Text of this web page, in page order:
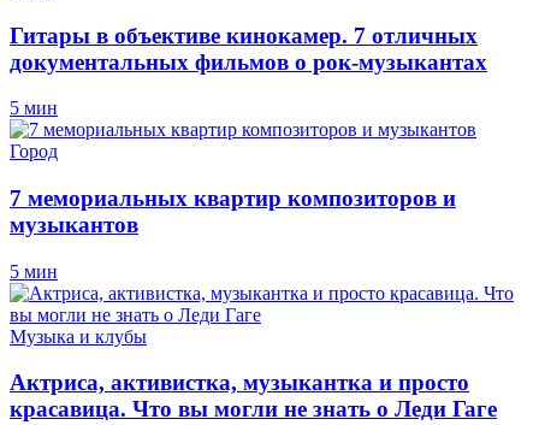
Гитары в объективе кинокамер. 7 отличных
документальных фильмов о рок-музыкантах
5 мин
Город
7 мемориальных квартир композиторов и
музыкантов
5 мин
Музыка и клубы
Актриса, активистка, музыкантка и просто
красавица. Что вы могли не знать о Леди Гаге